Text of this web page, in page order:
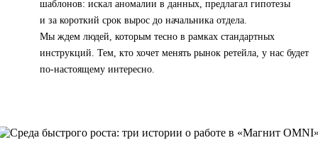
шаблонов: искал аномалии в данных, предлагал гипотезы
и за короткий срок вырос до начальника отдела.
Мы ждем людей, которым тесно в рамках стандартных
инструкций. Тем, кто хочет менять рынок ретейла, у нас будет
по-настоящему интересно.